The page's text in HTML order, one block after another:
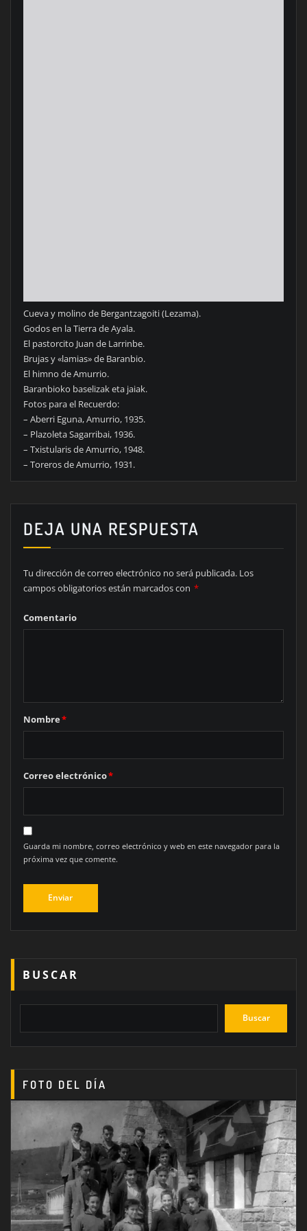
Cueva y molino de Bergantzagoiti (Lezama).
Godos en la Tierra de Ayala.
El pastorcito Juan de Larrinbe.
Brujas y «lamias» de Baranbio.
El himno de Amurrio.
Baranbioko baselizak eta jaiak.
Fotos para el Recuerdo:
– Aberri Eguna, Amurrio, 1935.
– Plazoleta Sagarribai, 1936.
– Txistularis de Amurrio, 1948.
– Toreros de Amurrio, 1931.
DEJA UNA RESPUESTA
Tu dirección de correo electrónico no será publicada. Los
campos obligatorios están marcados con *
Comentario
Nombre*
Correo electrónico*
Guarda mi nombre, correo electrónico y web en este navegador para la
próxima vez que comente.
BUSCAR
Buscar
FOTO DEL DÍA